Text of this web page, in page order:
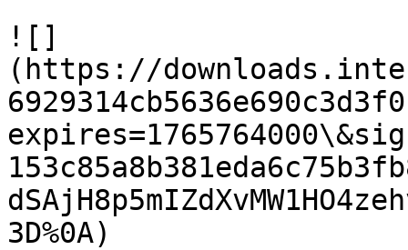
![]
(https://
3D%0A)